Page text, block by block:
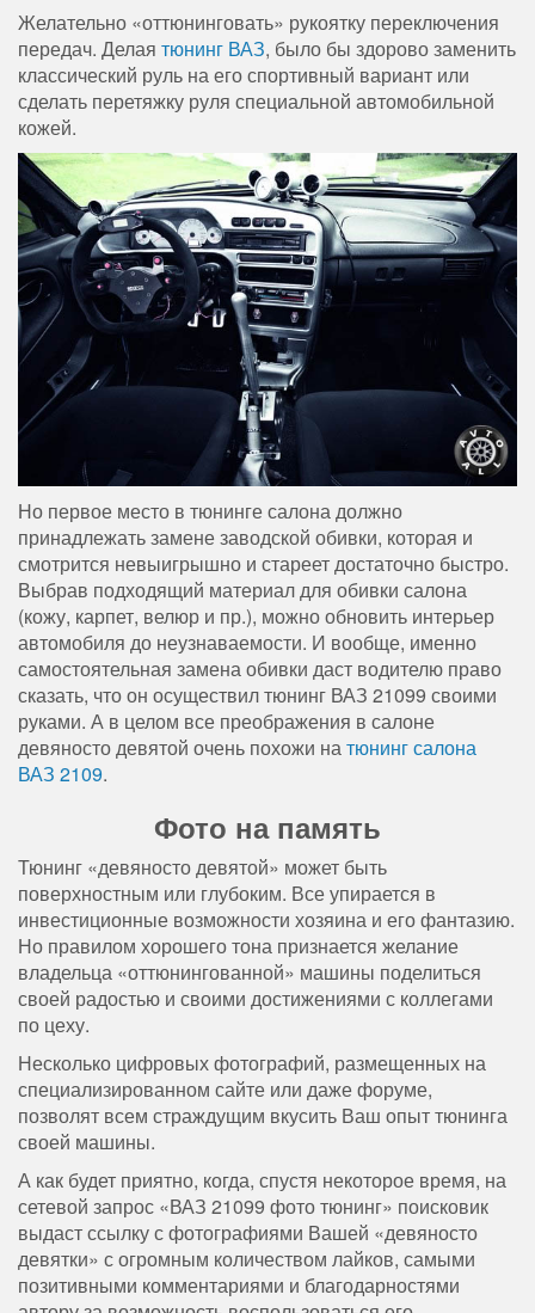
Желательно «оттюнинговать» рукоятку переключения
передач. Делая тюнинг ВАЗ, было бы здорово заменить
классический руль на его спортивный вариант или
сделать перетяжку руля специальной автомобильной
кожей.
Но первое место в тюнинге салона должно
принадлежать замене заводской обивки, которая и
смотрится невыигрышно и стареет достаточно быстро.
Выбрав подходящий материал для обивки салона
(кожу, карпет, велюр и пр.), можно обновить интерьер
автомобиля до неузнаваемости. И вообще, именно
самостоятельная замена обивки даст водителю право
сказать, что он осуществил тюнинг ВАЗ 21099 своими
руками. А в целом все преображения в салоне
девяносто девятой очень похожи натюнинг салона
ВАЗ 2109.
Фото на память
Тюнинг «девяносто девятой» может быть
поверхностным или глубоким. Все упирается в
инвестиционные возможности хозяина и его фантазию.
Но правилом хорошего тона признается желание
владельца «оттюнингованной» машины поделиться
своей радостью и своими достижениями с коллегами
по цеху.
Несколько цифровых фотографий, размещенных на
специализированном сайте или даже форуме,
позволят всем страждущим вкусить Ваш опыт тюнинга
своей машины.
А как будет приятно, когда, спустя некоторое время, на
сетевой запрос «ВАЗ 21099 фото тюнинг» поисковик
выдаст ссылку с фотографиями Вашей «девяносто
девятки» с огромным количеством лайков, самыми
позитивными комментариями и благодарностями